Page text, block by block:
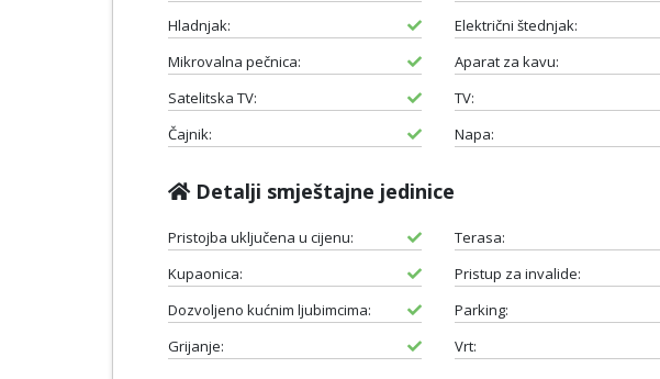
Hladnjak:
Električni štednjak:
Mikrovalna pečnica:
Aparat za kavu:
Satelitska TV:
TV:
Čajnik:
Napa:
Detalji smještajne jedinice
Pristojba uključena u cijenu: Terasa:
Kupaonica:
Pristup za invalide:
Dozvoljeno kućnim ljubimcima:
Parking:
Grijanje:
Vrt: